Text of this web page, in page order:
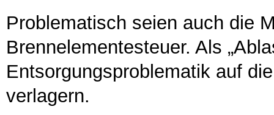
Problematisch seien auch die
Brennelementesteuer. Als
Entsorgungsproblematik auf
verlagern.